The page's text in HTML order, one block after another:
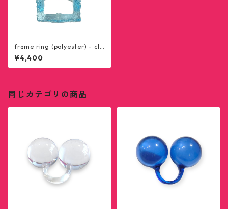
frame ring (polyester) - cle
ar skyblue
¥4,400
同じカテゴリの商品